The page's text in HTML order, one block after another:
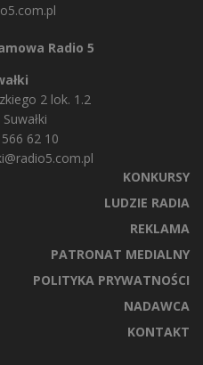
Radio 5
2 lok. 1.2
62 10
KONKURSY
LUDZIE RADIA
REKLAMA
PATRONAT MEDIALNY
POLITYKA PRYWATNOŚCI
NADAWCA
KONTAKT